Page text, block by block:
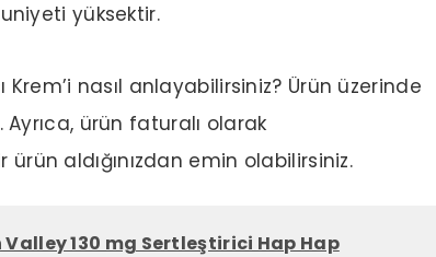
yüksektir.
Krem’i nasıl anlayabilirsiniz? Ürün üzerinde
ürün faturalı olarak
aldığınızdan emin olabilirsiniz.
Valley 130 mg Sertleştirici Hap Hap